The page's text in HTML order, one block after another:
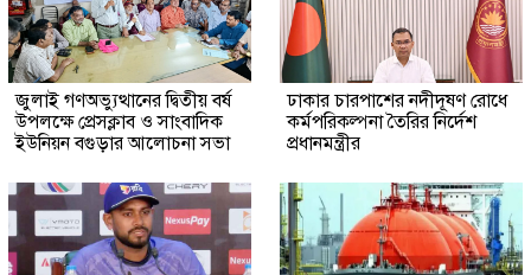
জুলাই গণঅভ্যুত্থানের দ্বিতীয় বর্ষ
উপলক্ষে প্রেসক্লাব ও সাংবাদিক
ইউনিয়ন বগুড়ার আলোচনা সভা
ঢাকার চারপাশের নদীদূষণ রোধে
কর্মপরিকল্পনা তৈরির নির্দেশ
প্রধানমন্ত্রীর